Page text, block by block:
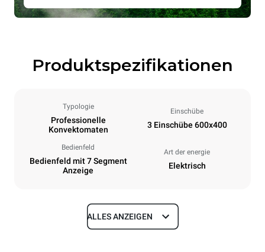
Produktspezifikationen
Typologie
Professionelle
Konvektomaten
Einschübe
3 Einschübe 600x400
Bedienfeld
Bedienfeld mit 7 Segment
Anzeige
Art der energie
Elektrisch
Maße
ALLES ANZEIGEN